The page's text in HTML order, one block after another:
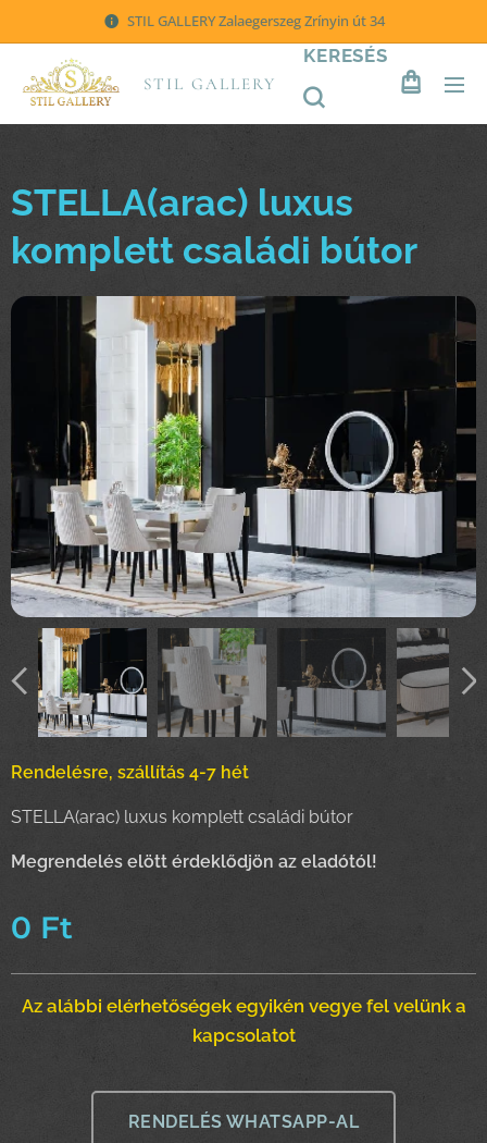
STIL GALLERY Zalaegerszeg Zrínyin út 34
STIL GALLERY
KERESÉS
STELLA(arac) luxus
komplett családi bútor
Rendelésre, szállítás 4-7 hét
STELLA(arac) luxus komplett családi bútor
Megrendelés elött érdeklődjön az eladótól!
0 Ft
Az alábbi elérhetőségek egyikén vegye fel velünk a
kapcsolatot
RENDELÉS WHATSAPP-AL